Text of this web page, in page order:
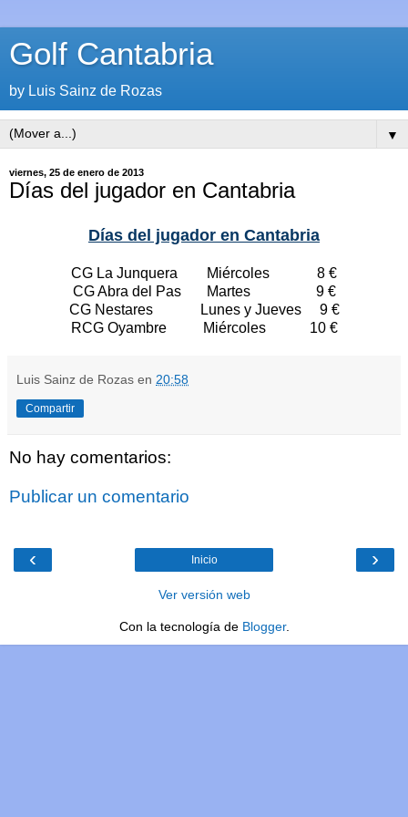
Golf Cantabria
by Luis Sainz de Rozas
▼
viernes, 25 de enero de 2013
Días del jugador en Cantabria
Días del jugador en Cantabria
CG La Junquera Miércoles 8 €
CG Abra del Pas Martes 9 €
CG Nestares Lunes y Jueves 9 €
RCG Oyambre Miércoles 10 €
Luis Sainz de Rozas en 20:58
Compartir
No hay comentarios:
Publicar un comentario
‹ ›
Inicio
Ver versión web
Con la tecnología de Blogger.